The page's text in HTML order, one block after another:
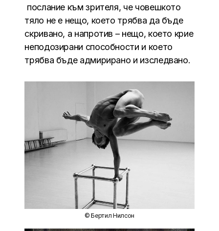
послание към зрителя, че човешкото
тяло не е нещо, което трябва да бъде
скривано, а напротив – нещо, което крие
неподозирани способности и което
трябва бъде адмирирано и изследвано.
© Бертил Нилсон